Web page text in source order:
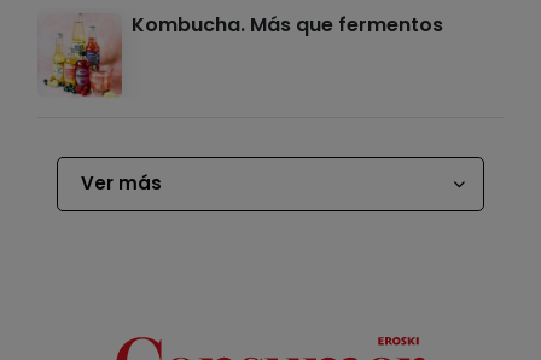
Kombucha. Más que fermentos
Ver más